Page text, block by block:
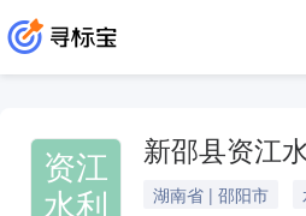
资江
水利
新邵县资江
湖南省 | 邵阳市